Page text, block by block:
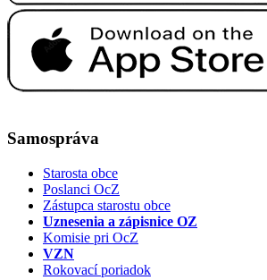
Samospráva
Starosta obce
Poslanci OcZ
Zástupca starostu obce
Uznesenia a zápisnice OZ
Komisie pri OcZ
VZN
Rokovací poriadok